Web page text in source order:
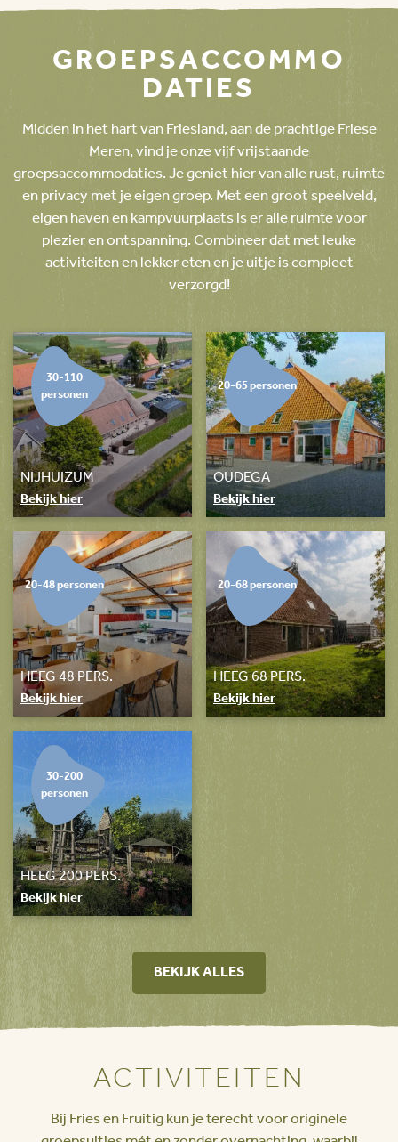
GROEPSACCOMMO
DATIES
Midden in het hart van Friesland, aan de prachtige Friese
Meren, vind je onze vijf vrijstaande
groepsaccommodaties. Je geniet hier van alle rust, ruimte
en privacy met je eigen groep. Met een groot speelveld,
eigen haven en kampvuurplaats is er alle ruimte voor
plezier en ontspanning. Combineer dat met leuke
activiteiten en lekker eten en je uitje is compleet
verzorgd!
NIJHUIZUM
Bekijk hier
30-110
personen
OUDEGA
Bekijk hier
20-65 personen
HEEG 48 PERS.
Bekijk hier
20-48 personen
HEEG 68 PERS.
Bekijk hier
20-68 personen
HEEG 200 PERS.
Bekijk hier
30-200
personen
BEKIJK ALLES
ACTIVITEITEN
Bij Fries en Fruitig kun je terecht voor originele